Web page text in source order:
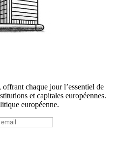
chaque jour l’essentiel de
et capitales européennes.
européenne.